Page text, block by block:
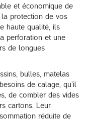
et économique de
la protection de vos
haute qualité, ils
perforation et une
de longues
bulles, matelas
de calage, qu’il
de combler des vides
cartons. Leur
réduite de